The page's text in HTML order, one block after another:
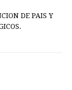
DE PAIS Y